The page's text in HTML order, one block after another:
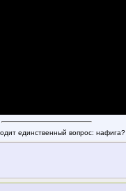
единственный вопрос: нафига?